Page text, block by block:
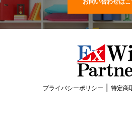
お問い合わせはこ
プライバシーポリシー 特定商